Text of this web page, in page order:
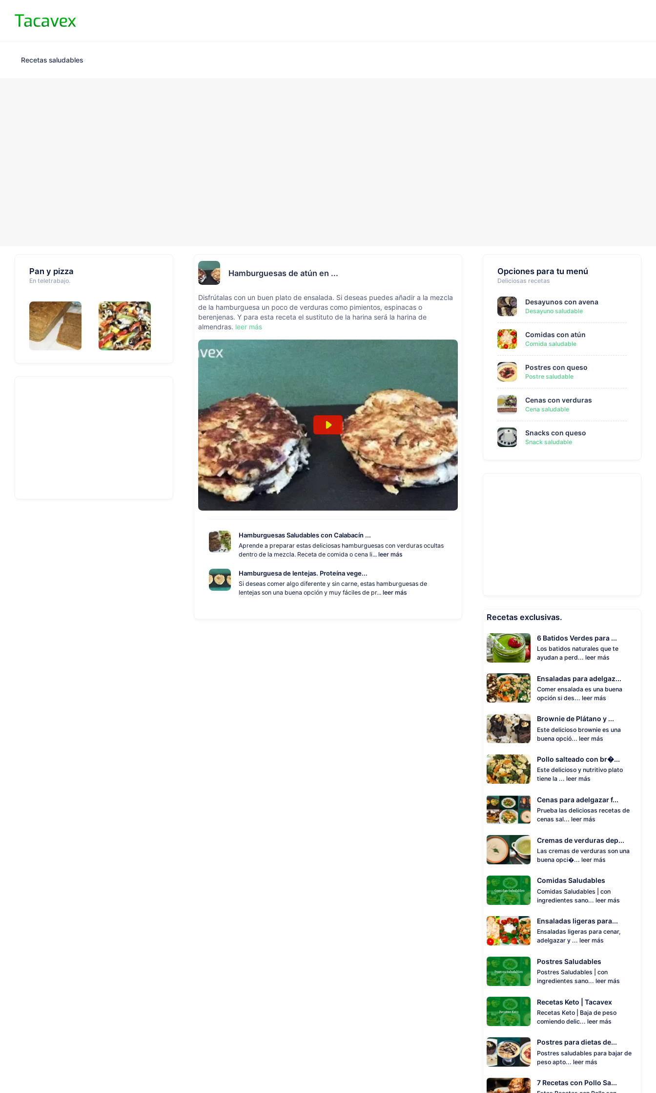
Recetas saludables
Pan y pizza
En teletrabajo.
Hamburguesas de atún en ...
Disfrútalas con un buen plato de ensalada. Si deseas puedes añadir a la mezcla
de la hamburguesa un poco de verduras como pimientos, espinacas o
berenjenas. Y para esta receta el sustituto de la harina será la harina de
almendras. leer más
Hamburguesas Saludables con Calabacín ...
Aprende a preparar estas deliciosas hamburguesas con verduras ocultas
dentro de la mezcla. Receta de comida o cena li... leer más
Hamburguesa de lentejas. Proteína vege...
Si deseas comer algo diferente y sin carne, estas hamburguesas de
lentejas son una buena opción y muy fáciles de pr... leer más
Opciones para tu menú
Deliciosas recetas
Desayunos con avena
Desayuno saludable
Comidas con atún
Comida saludable
Postres con queso
Postre saludable
Cenas con verduras
Cena saludable
Snacks con queso
Snack saludable
Recetas exclusivas.
6 Batidos Verdes para ...
Los batidos naturales que te
ayudan a perd... leer más
Ensaladas para adelgaz...
Comer ensalada es una buena
opción si des... leer más
Brownie de Plátano y ...
Este delicioso brownie es una
buena opció... leer más
Pollo salteado con br�...
Este delicioso y nutritivo plato
tiene la ... leer más
Cenas para adelgazar f...
Prueba las deliciosas recetas de
cenas sal... leer más
Cremas de verduras dep...
Las cremas de verduras son una
buena opci�... leer más
Comidas Saludables
Comidas Saludables | con
ingredientes sano... leer más
Ensaladas ligeras para...
Ensaladas ligeras para cenar,
adelgazar y ... leer más
Postres Saludables
Postres Saludables | con
ingredientes sano... leer más
Recetas Keto | Tacavex
Recetas Keto | Baja de peso
comiendo delic... leer más
Postres para dietas de...
Postres saludables para bajar de
peso apto... leer más
7 Recetas con Pollo Sa...